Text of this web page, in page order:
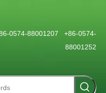
0574-88001207 +86-0574-
88001252